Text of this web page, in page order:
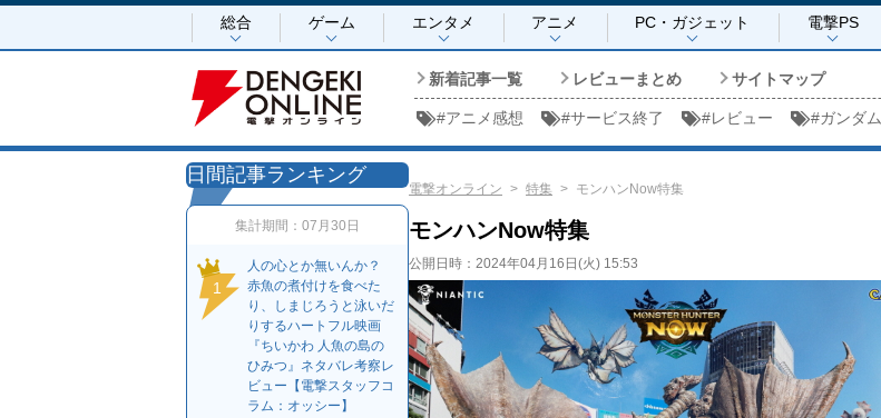
総合 ゲーム エンタメ アニメ PC・ガジェット 電撃PS
新着記事一覧 レビューまとめ サイトマップ
#アニメ感想 #サービス終了 #レビュー #ガンダム
電撃オンライン 特集 モンハンNow特集
モンハンNow特集
公開日時： 2024年04月16日(火) 15:53
日間記事ランキング
集計期間： 07月30日
1
人の心とか無いんか？
赤魚の煮付けを食べた
り、しまじろうと泳いだ
りするハートフル映画
『ちいかわ 人魚の島の
ひみつ』ネタバレ考察レ
ビュー【電撃スタッフコ
ラム：オッシー】